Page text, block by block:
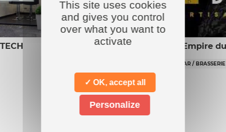
L’Empire
BAR / BRASSERIE
Nos partenaires
This site uses cookies
and gives you control
over what you want to
activate
✓ OK, accept all
Personalize